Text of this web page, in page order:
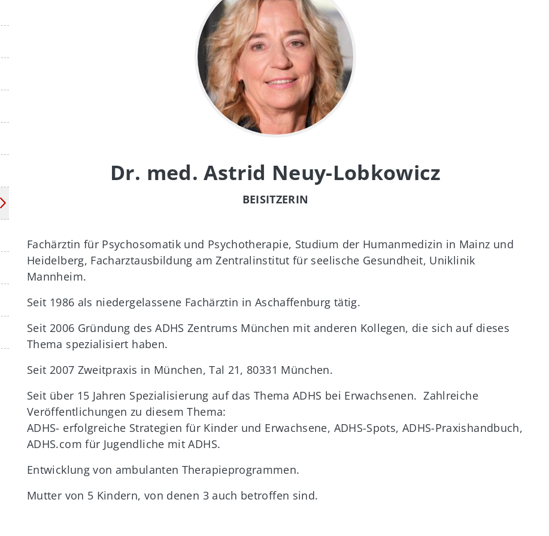
Dr. med. Astrid Neuy-Lobkowicz
BEISITZERIN
Fachärztin für Psychosomatik und Psychotherapie, Studium der Humanmedizin in Mainz und
Heidelberg, Facharztausbildung am Zentralinstitut für seelische Gesundheit, Uniklinik
Mannheim.
Seit 1986 als niedergelassene Fachärztin in Aschaffenburg tätig.
Seit 2006 Gründung des ADHS Zentrums München mit anderen Kollegen, die sich auf dieses
Thema spezialisiert haben.
Seit 2007 Zweitpraxis in München, Tal 21, 80331 München.
Seit über 15 Jahren Spezialisierung auf das Thema ADHS bei Erwachsenen. Zahlreiche
Veröffentlichungen zu diesem Thema:
ADHS- erfolgreiche Strategien für Kinder und Erwachsene, ADHS-Spots, ADHS-Praxishandbuch,
ADHS.com für Jugendliche mit ADHS.
Entwicklung von ambulanten Therapieprogrammen.
Mutter von 5 Kindern, von denen 3 auch betroffen sind.